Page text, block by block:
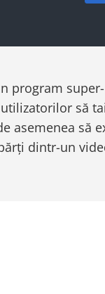
program
să
asemenea să
dintr-un